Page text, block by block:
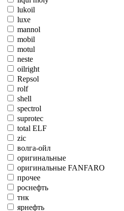
lukoil
luxe
mannol
mobil
motul
neste
oilright
Repsol
rolf
shell
spectrol
suprotec
total ELF
zic
волга-ойл
оригинальные
оригинальные FANFARO
прочее
роснефть
тнк
ярнефть